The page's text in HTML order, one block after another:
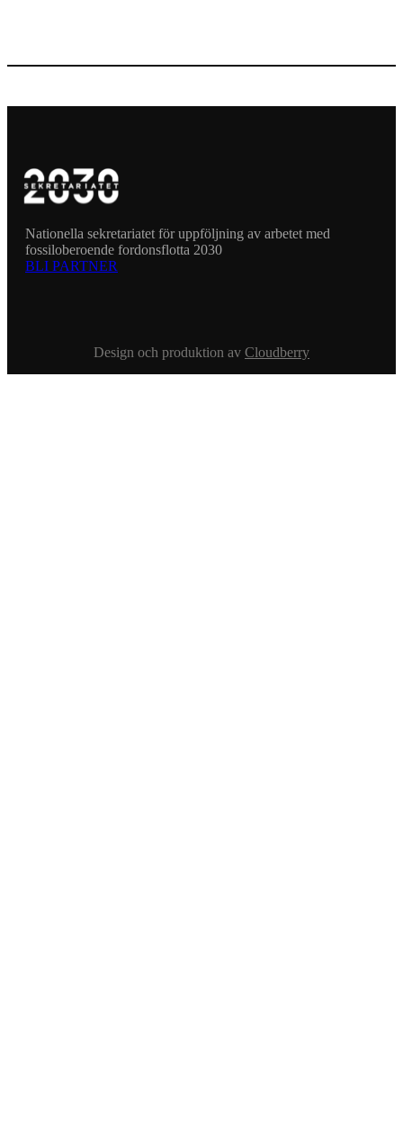
Nationella sekretariatet för uppföljning av arbetet med
fossiloberoende fordonsflotta 2030
BLI PARTNER
Design och produktion av Cloudberry